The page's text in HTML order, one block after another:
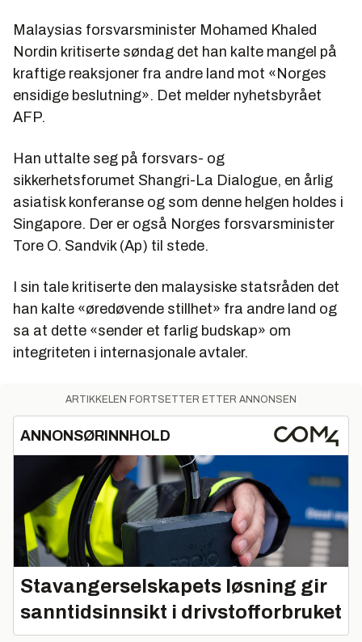
Malaysias forsvarsminister Mohamed Khaled
Nordin kritiserte søndag det han kalte mangel på
kraftige reaksjoner fra andre land mot «Norges
ensidige beslutning». Det melder nyhetsbyrået
AFP.
Han uttalte seg på forsvars- og
sikkerhetsforumet Shangri-La Dialogue, en årlig
asiatisk konferanse og som denne helgen holdes i
Singapore. Der er også Norges forsvarsminister
Tore O. Sandvik (Ap) til stede.
I sin tale kritiserte den malaysiske statsråden det
han kalte «øredøvende stillhet» fra andre land og
sa at dette «sender et farlig budskap» om
integriteten i internasjonale avtaler.
ARTIKKELEN FORTSETTER ETTER ANNONSEN
ANNONSØRINNHOLD
Stavangerselskapets løsning gir
sanntidsinnsikt i drivstofforbruket